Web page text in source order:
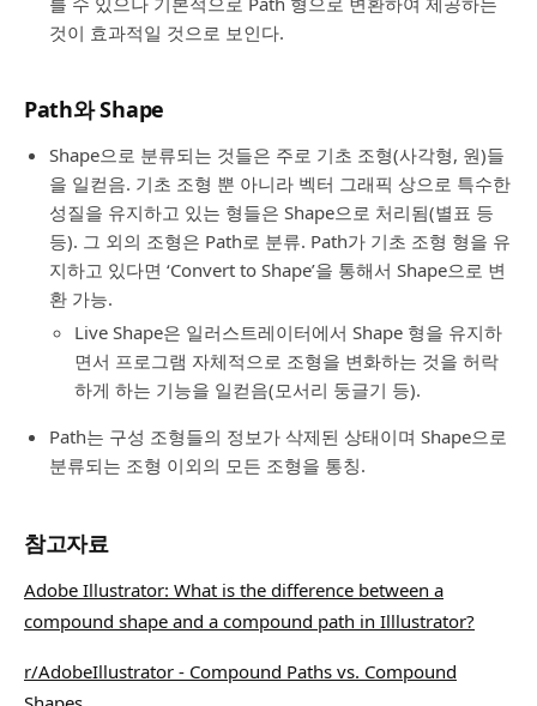
것이 효과적일 것으로 보인다.
Path와 Shape
Shape으로 분류되는 것들은 주로 기초 조형(사각형, 원)들
을 일컫음. 기초 조형 뿐 아니라 벡터 그래픽 상으로 특수한
성질을 유지하고 있는 형들은 Shape으로 처리됨(별표 등
등). 그 외의 조형은 Path로 분류. Path가 기초 조형 형을 유
지하고 있다면 ‘Convert to Shape’을 통해서 Shape으로 변
환 가능.
Live Shape은 일러스트레이터에서 Shape 형을 유지하
면서 프로그램 자체적으로 조형을 변화하는 것을 허락
하게 하는 기능을 일컫음(모서리 둥글기 등).
Path는 구성 조형들의 정보가 삭제된 상태이며 Shape으로
분류되는 조형 이외의 모든 조형을 통칭.
참고자료
Adobe Illustrator: What is the difference between a
compound shape and a compound path in Illlustrator?
r/AdobeIllustrator - Compound Paths vs. Compound